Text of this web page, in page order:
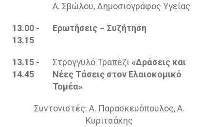
Α. Σβώλου, Δημοσιογράφος Υγείας
13.00 -
13.15
Ερωτήσεις – Συζήτηση
13.15 -
14.45
Στρογγυλό Τραπέζι«Δράσεις και
Νέες Τάσεις στον Ελαιοκομικό
Τομέα»
Συντονιστές: Α. Παρασκευόπουλος, Α.
Κυριτσάκης